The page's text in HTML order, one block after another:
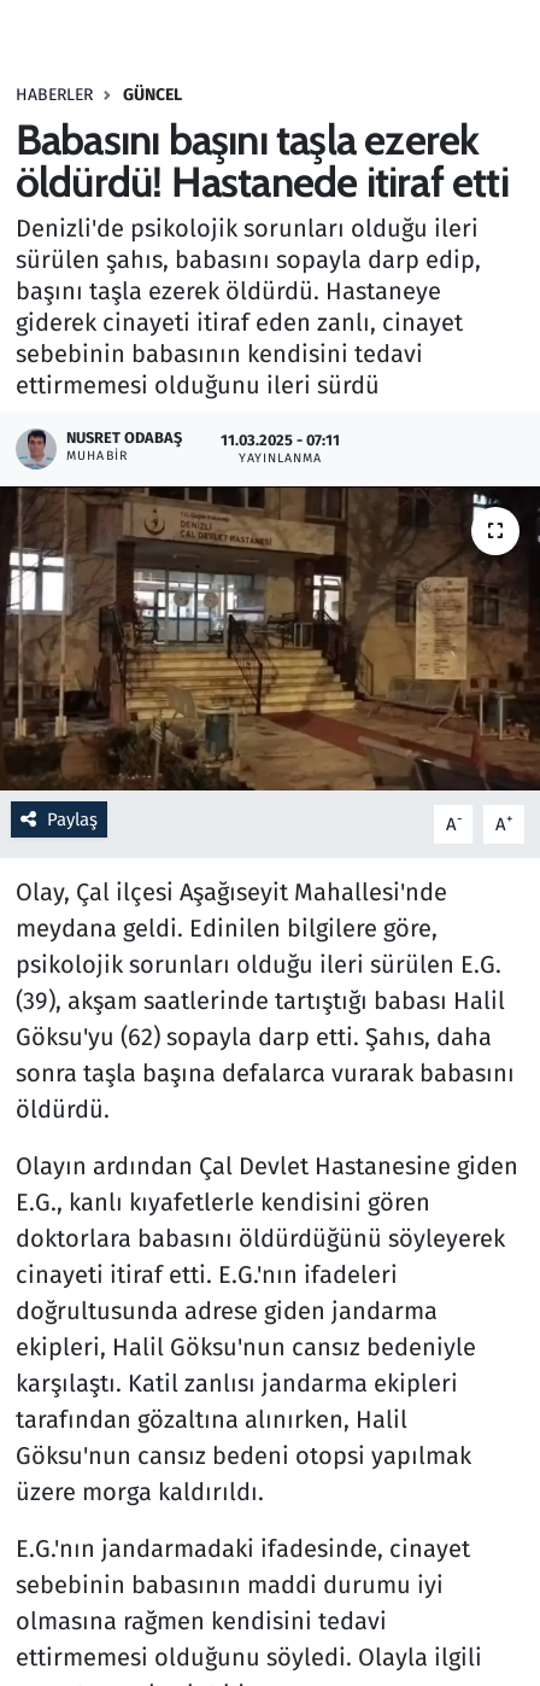
HABERLER GÜNCEL
Babasını başını taşla ezerek
öldürdü! Hastanede itiraf etti
Denizli'de psikolojik sorunları olduğu ileri
sürülen şahıs, babasını sopayla darp edip,
başını taşla ezerek öldürdü. Hastaneye
giderek cinayeti itiraf eden zanlı, cinayet
sebebinin babasının kendisini tedavi
ettirmemesi olduğunu ileri sürdü
NUSRET ODABAŞ
MUHABIR
11.03.2025 - 07:11
YAYINLANMA
Paylaş A- A+
Olay, Çal ilçesi Aşağıseyit Mahallesi'nde
meydana geldi. Edinilen bilgilere göre,
psikolojik sorunları olduğu ileri sürülen E.G.
(39), akşam saatlerinde tartıştığı babası Halil
Göksu'yu (62) sopayla darp etti. Şahıs, daha
sonra taşla başına defalarca vurarak babasını
öldürdü.
Olayın ardından Çal Devlet Hastanesine giden
E.G., kanlı kıyafetlerle kendisini gören
doktorlara babasını öldürdüğünü söyleyerek
cinayeti itiraf etti. E.G.'nın ifadeleri
doğrultusunda adrese giden jandarma
ekipleri, Halil Göksu'nun cansız bedeniyle
karşılaştı. Katil zanlısı jandarma ekipleri
tarafından gözaltına alınırken, Halil
Göksu'nun cansız bedeni otopsi yapılmak
üzere morga kaldırıldı.
E.G.'nın jandarmadaki ifadesinde, cinayet
sebebinin babasının maddi durumu iyi
olmasına rağmen kendisini tedavi
ettirmemesi olduğunu söyledi. Olayla ilgili
Haber
Kültür Sanat
Kurumsal Haberler
Lezzet Durağı
Memur ve Kamu
Ramazan
Resmi İlanlar
Rüya Tabirleri
Sağlık
Savunma Sanayi
Seçim 2023
Spor
Teknoloji ve Bilim
Televizyon